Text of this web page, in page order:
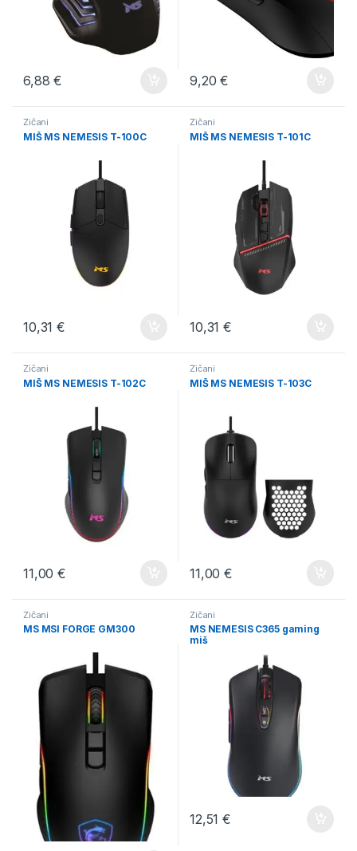
6,88€ 9,20€
Žičani
MIŠ MS NEMESIS T-100C
10,31€
Žičani
MIŠ MS NEMESIS T-101C
10,31€
Žičani
MIŠ MS NEMESIS T-102C
11,00€
Žičani
MIŠ MS NEMESIS T-103C
11,00€
Žičani
MS MSI FORGE GM300
Žičani
MS NEMESIS C365 gaming
miš
12,51€